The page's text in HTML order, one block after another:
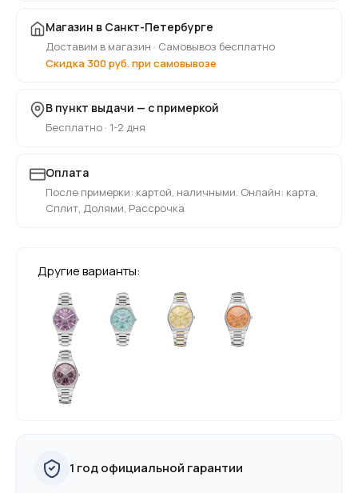
Магазин в Санкт-Петербурге
Доставим в магазин · Самовывоз бесплатно
Скидка 300 руб. при самовывозе
В пункт выдачи — с примеркой
Бесплатно · 1-2 дня
Оплата
После примерки: картой, наличными. Онлайн: карта,
Сплит, Долями, Рассрочка
Другие варианты:
1 год официальной гарантии